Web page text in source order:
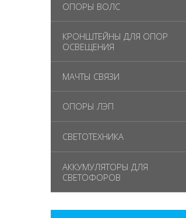
ОПОРЫ ВОЛС
КРОНШТЕЙНЫ ДЛЯ ОПОР
ОСВЕЩЕНИЯ
МАЧТЫ СВЯЗИ
ОПОРЫ ЛЭП
СВЕТОТЕХНИКА
АККУМУЛЯТОРЫ ДЛЯ
СВЕТОФОРОВ